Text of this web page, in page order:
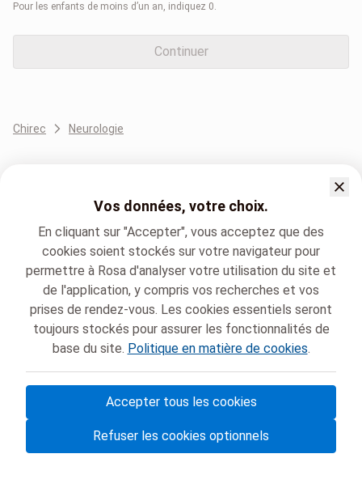
Pour les enfants de moins d’un an, indiquez 0.
Continuer
Chirec Neurologie
- Vos rendez-vous médicaux en Belgique 🇧🇪
Vos données, votre choix.
En cliquant sur "Accepter", vous acceptez que des
cookies soient stockés sur votre navigateur pour
permettre à Rosa d'analyser votre utilisation du site et
de l'application, y compris vos recherches et vos
prises de rendez-vous. Les cookies essentiels seront
toujours stockés pour assurer les fonctionnalités de
base du site. Politique en matière de cookies.
Accepter tous les cookies
Refuser les cookies optionnels